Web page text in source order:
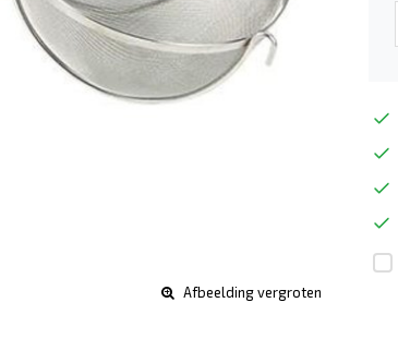
Afbeelding vergroten